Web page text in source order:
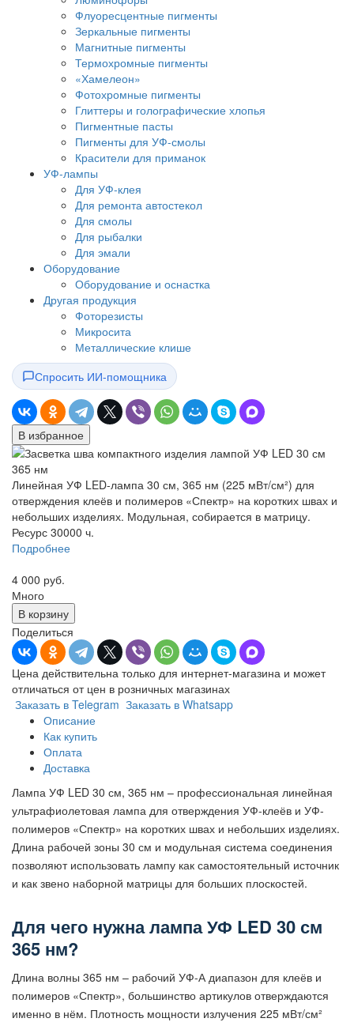
Флуоресцентные пигменты
Зеркальные пигменты
Магнитные пигменты
Термохромные пигменты
«Хамелеон»
Фотохромные пигменты
Глиттеры и голографические хлопья
Пигментные пасты
Пигменты для УФ-смолы
Красители для приманок
УФ-лампы
Для УФ-клея
Для ремонта автостекол
Для смолы
Для рыбалки
Для эмали
Оборудование
Оборудование и оснастка
Другая продукция
Фоторезисты
Микросита
Металлические клише
Спросить ИИ-помощника
В избранное
Линейная УФ LED-лампа 30 см, 365 нм (225 мВт/см²) для
отверждения клеёв и полимеров «Спектр» на коротких швах и
небольших изделиях. Модульная, собирается в матрицу.
Ресурс 30000 ч.
Подробнее
4 000 руб.
Много
В корзину
Поделиться
Цена действительна только для интернет-магазина и может
отличаться от цен в розничных магазинах
Заказать в Telegram Заказать в Whatsapp
Описание
Как купить
Оплата
Доставка
Лампа УФ LED 30 см, 365 нм – профессиональная линейная
ультрафиолетовая лампа для отверждения УФ-клеёв и УФ-
полимеров «Спектр» на коротких швах и небольших изделиях.
Длина рабочей зоны 30 см и модульная система соединения
позволяют использовать лампу как самостоятельный источник
и как звено наборной матрицы для больших плоскостей.
Для чего нужна лампа УФ LED 30 см
365 нм?
Длина волны 365 нм – рабочий УФ-А диапазон для клеёв и
полимеров «Спектр», большинство артикулов отверждаются
именно в нём. Плотность мощности излучения 225 мВт/см²